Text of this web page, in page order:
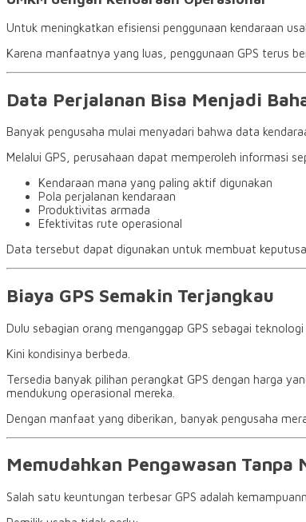
Untuk meningkatkan efisiensi penggunaan kendaraan
Karena manfaatnya yang luas, penggunaan GPS terus
Data Perjalanan Bisa Menjadi
Banyak pengusaha mulai menyadari bahwa data
Melalui GPS, perusahaan dapat memperoleh informasi
Kendaraan mana yang paling aktif digunakan
Pola perjalanan kendaraan
Produktivitas armada
Efektivitas rute operasional
Data tersebut dapat digunakan untuk membuat
Biaya GPS Semakin Terjangkau
Dulu sebagian orang menganggap GPS sebagai
Kini kondisinya berbeda.
Tersedia banyak pilihan perangkat GPS dengan harga
mendukung operasional mereka.
Dengan manfaat yang diberikan, banyak pengusaha
Memudahkan Pengawasan Tanpa
Salah satu keuntungan terbesar GPS adalah